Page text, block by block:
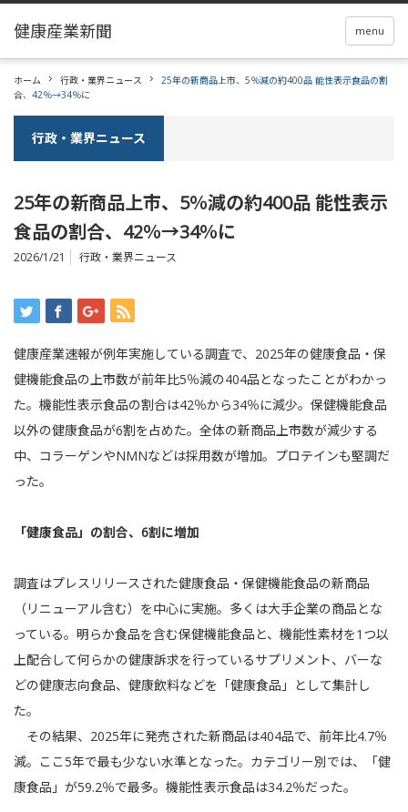
menu
ホーム 行政・業界ニュース
25年の新商品上市、5％減の約400品 能性表示食品の割
合、42％→34％に
行政・業界ニュース
25年の新商品上市、5％減の約400品 能性表示
食品の割合、42％→34％に
2026/1/21 行政・業界ニュース
健康産業速報が例年実施している調査で、2025年の健康食品・保
健機能食品の上市数が前年比5％減の404品となったことがわかっ
た。機能性表示食品の割合は42％から34％に減少。保健機能食品
以外の健康食品が6割を占めた。全体の新商品上市数が減少する
中、コラーゲンやNMNなどは採用数が増加。プロテインも堅調だ
った。
「健康食品」の割合、6割に増加
調査はプレスリリースされた健康食品・保健機能食品の新商品
（リニューアル含む）を中心に実施。多くは大手企業の商品とな
っている。明らか食品を含む保健機能食品と、機能性素材を1つ以
上配合して何らかの健康訴求を行っているサプリメント、バーな
どの健康志向食品、健康飲料などを「健康食品」として集計し
た。
その結果、2025年に発売された新商品は404品で、前年比4.7％
減。ここ5年で最も少ない水準となった。カテゴリー別では、「健
康食品」が59.2％で最多。機能性表示食品は34.2％だった。